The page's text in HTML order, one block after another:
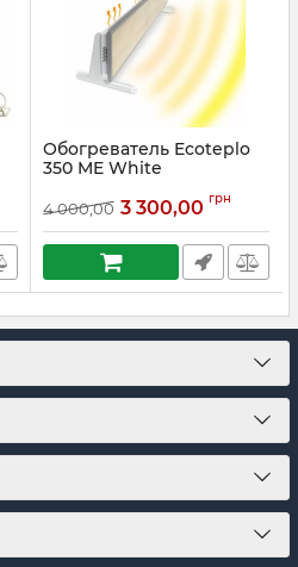
Обогреватель Ecoteplo
350 ME White
4 000,00 3 300,00 грн